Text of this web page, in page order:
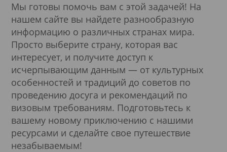
Мы готовы помочь вам с этой задачей! На
нашем сайте вы найдете разнообразную
информацию о различных странах мира.
Просто выберите страну, которая вас
интересует, и получите доступ к
исчерпывающим данным — от культурных
особенностей и традиций до советов по
проведению досуга и рекомендаций по
визовым требованиям. Подготовьтесь к
вашему новому приключению с нашими
ресурсами и сделайте свое путешествие
незабываемым!